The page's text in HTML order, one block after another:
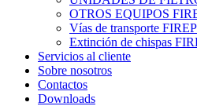
OTROS EQUIPOS
Vías de transporte
Extinción de chispas
Servicios al cliente
Sobre nosotros
Contactos
Downloads